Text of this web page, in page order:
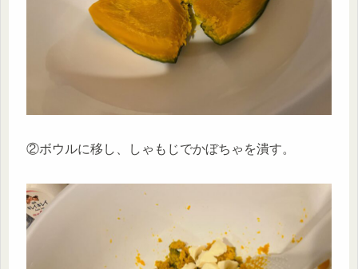
②ボウルに移し、しゃもじでかぼちゃを潰す。